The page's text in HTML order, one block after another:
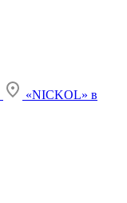
«NICKOL» в